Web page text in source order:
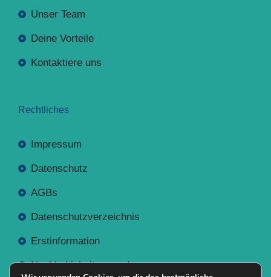
Unser Team
Deine Vorteile
Kontaktiere uns
Rechtliches
Impressum
Datenschutz
AGBs
Datenschutzverzeichnis
Erstinformation
Nachhaltigkeitsverordnung